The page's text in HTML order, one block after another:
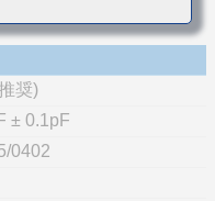
奨)
± 0.1pF
0402